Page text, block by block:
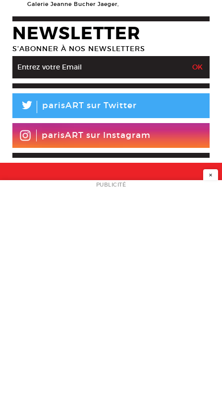
Galerie Jeanne Bucher Jaeger,
NEWSLETTER
S’ABONNER À NOS NEWSLETTERS
L parisART sur Twitter
parisART sur Instagram
NEWSLETTER
×
PUBLICITÉ